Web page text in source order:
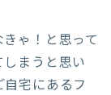
ゃ！と思って
まうと思い
宅にあるフ